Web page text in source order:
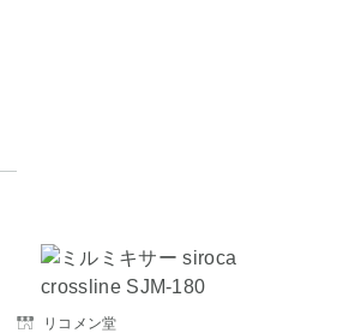
リコメン堂